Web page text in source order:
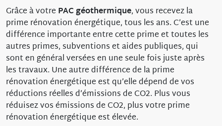
Grâce à votre PAC géothermique, vous recevez la
prime rénovation énergétique, tous les ans. C’est une
différence importante entre cette prime et toutes les
autres primes, subventions et aides publiques, qui
sont en général versées en une seule fois juste après
les travaux. Une autre différence de la prime
rénovation énergétique est qu’elle dépend de vos
réductions réelles d’émissions de CO2. Plus vous
réduisez vos émissions de CO2, plus votre prime
rénovation énergétique est élevée.